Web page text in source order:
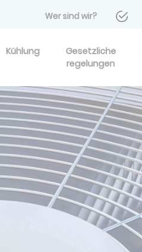
Wer sind wir?
Kühlung
Gesetzliche
regelungen